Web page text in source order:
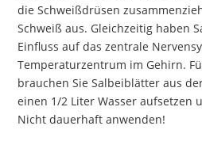
die Schweißdrüsen
Schweiß aus. Gleichzeitig haben
Einfluss auf das zentrale
Temperaturzentrum im Gehirn.
brauchen Sie Salbeiblätter aus
einen 1/2 Liter Wasser aufsetzen
Nicht dauerhaft anwenden!